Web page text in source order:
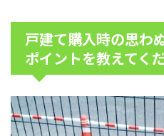
戸建て購入時の思わ
ポイントを教えてくだ